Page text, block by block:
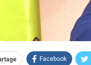
Facebook